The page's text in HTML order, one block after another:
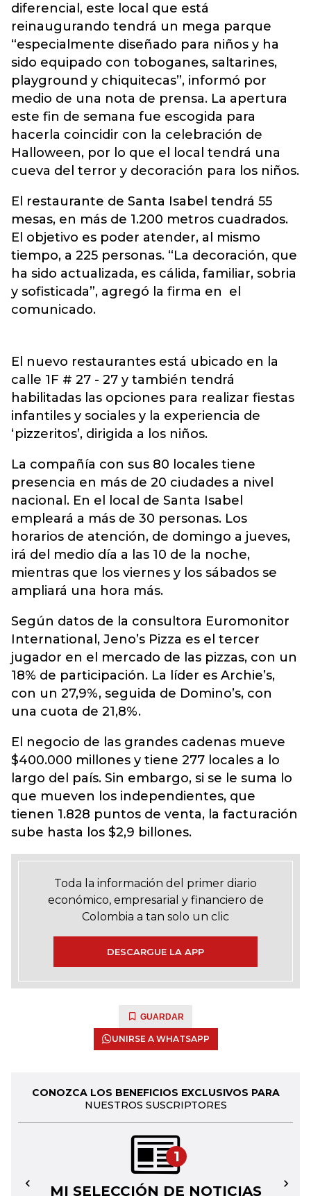
diferencial, este local que está
reinaugurando tendrá un mega parque
“especialmente diseñado para niños y ha
sido equipado con toboganes, saltarines,
playground y chiquitecas”, informó por
medio de una nota de prensa. La apertura
este fin de semana fue escogida para
hacerla coincidir con la celebración de
Halloween, por lo que el local tendrá una
cueva del terror y decoración para los niños.
El restaurante de Santa Isabel tendrá 55
mesas, en más de 1.200 metros cuadrados.
El objetivo es poder atender, al mismo
tiempo, a 225 personas. “La decoración, que
ha sido actualizada, es cálida, familiar, sobria
y sofisticada”, agregó la firma en el
comunicado.
El nuevo restaurantes está ubicado en la
calle 1F # 27 - 27 y también tendrá
habilitadas las opciones para realizar fiestas
infantiles y sociales y la experiencia de
‘pizzeritos’, dirigida a los niños.
La compañía con sus 80 locales tiene
presencia en más de 20 ciudades a nivel
nacional. En el local de Santa Isabel
empleará a más de 30 personas. Los
horarios de atención, de domingo a jueves,
irá del medio día a las 10 de la noche,
mientras que los viernes y los sábados se
ampliará una hora más.
Según datos de la consultora Euromonitor
International, Jeno’s Pizza es el tercer
jugador en el mercado de las pizzas, con un
18% de participación. La líder es Archie’s,
con un 27,9%, seguida de Domino’s, con
una cuota de 21,8%.
El negocio de las grandes cadenas mueve
$400.000 millones y tiene 277 locales a lo
largo del país. Sin embargo, si se le suma lo
que mueven los independientes, que
tienen 1.828 puntos de venta, la facturación
sube hasta los $2,9 billones.
Toda la información del primer diario
económico, empresarial y financiero de
Colombia a tan solo un clic
DESCARGUE LA APP
GUARDAR
UNIRSE A WHATSAPP
CONOZCA LOS BENEFICIOS EXCLUSIVOS PARA
NUESTROS SUSCRIPTORES
1
MI SELECCIÓN DE NOTICIAS
← →